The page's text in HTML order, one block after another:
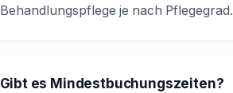
Behandlungspflege je nach Pflegegrad.
Gibt es Mindestbuchungszeiten?